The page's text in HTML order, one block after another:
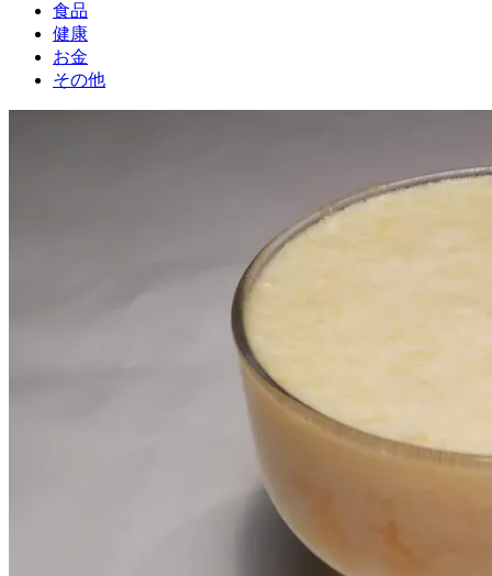
食品
健康
お金
その他